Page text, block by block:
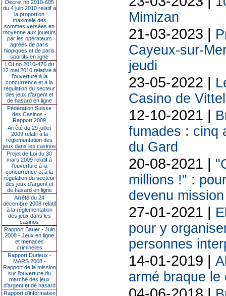
Décret no 2010-605
du 4 juin 2010 relatif à
la proportion
maximale des
sommes versées en
moyenne aux joueurs
par les opérateurs
agréés de paris
hippiques et de paris
sportifs en ligne
LOI no 2010-476 du
12 mai 2010 relative à
l’ouverture à la
concurrence et à la
régulation du secteur
des jeux d’argent et
de hasard en ligne
Fédération Suisse
des Casinos -
Rapport 2009
Arrêté du 29 juillet
2009 relatif à la
réglementation des
jeux dans les casinos
Projet de Loi du 30
mars 2009 relatif à
l’ouverture à la
concurrence et à la
régulation du secteur
des jeux d’argent et
de hasard en ligne
Arrêté du 24
décembre 2008 relatif
à la réglementation
des jeux dans les
casinos
Rapport Bauer - Juin
2008 - Jeux en ligne
et menaces
criminelles
Rapport Durieux -
MARS 2008 -
Rapport de la mission
sur l’ouverture du
marché des jeux
d’argent et de hasard
Rapport d'information
Mimizan
21-03-2023 |
Cayeux-sur-
jeudi
23-05-2022 |
Casino de
12-10-2021 |
fumades : cinq
du Gard
20-08-2021 |
millions !" :
devenu
27-01-2021 |
pour y
personnes
14-01-2019 |
armé braque